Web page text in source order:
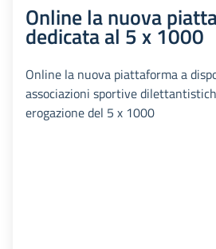
Online la nuova
dedicata al 5 x 1000
Online la nuova piattaforma a
associazioni sportive
erogazione del 5 x 1000